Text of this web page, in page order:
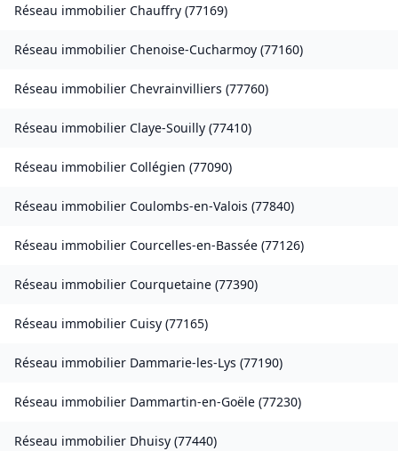
Réseau immobilier Chauffry (77169)
Réseau immobilier Chenoise-Cucharmoy (77160)
Réseau immobilier Chevrainvilliers (77760)
Réseau immobilier Claye-Souilly (77410)
Réseau immobilier Collégien (77090)
Réseau immobilier Coulombs-en-Valois (77840)
Réseau immobilier Courcelles-en-Bassée (77126)
Réseau immobilier Courquetaine (77390)
Réseau immobilier Cuisy (77165)
Réseau immobilier Dammarie-les-Lys (77190)
Réseau immobilier Dammartin-en-Goële (77230)
Réseau immobilier Dhuisy (77440)